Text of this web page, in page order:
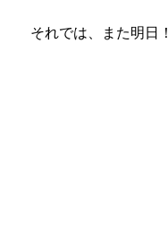
それでは、また明日！